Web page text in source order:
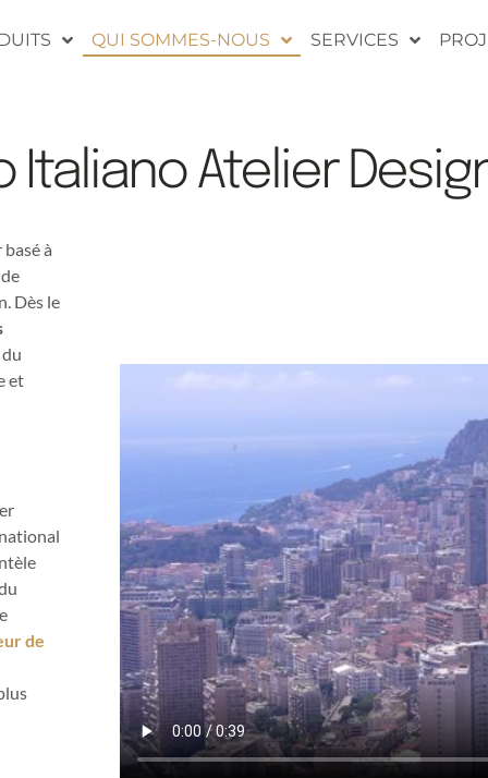
QUI SOMMES-NOUS SERVICES
Italiano Atelier
à
Dès le
et
de